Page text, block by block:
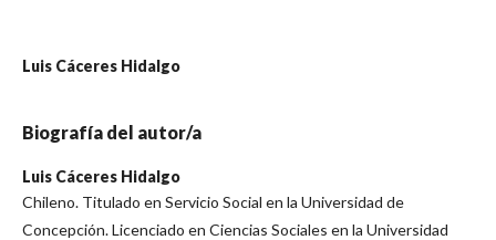
Luis Cáceres Hidalgo
Biografía del autor/a
Luis Cáceres Hidalgo
Chileno. Titulado en Servicio Social en la Universidad de
Concepción. Licenciado en Ciencias Sociales en la Universidad